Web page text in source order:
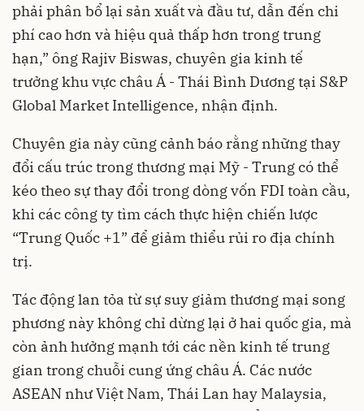
phải phân bổ lại sản xuất và đầu tư, dẫn đến chi
phí cao hơn và hiệu quả thấp hơn trong trung
hạn,” ông Rajiv Biswas, chuyên gia kinh tế
trưởng khu vực châu Á - Thái Bình Dương tại S&P
Global Market Intelligence, nhận định.
Chuyên gia này cũng cảnh báo rằng những thay
đổi cấu trúc trong thương mại Mỹ - Trung có thể
kéo theo sự thay đổi trong dòng vốn FDI toàn cầu,
khi các công ty tìm cách thực hiện chiến lược
“Trung Quốc +1” để giảm thiểu rủi ro địa chính
trị.
Tác động lan tỏa từ sự suy giảm thương mại song
phương này không chỉ dừng lại ở hai quốc gia, mà
còn ảnh hưởng mạnh tới các nền kinh tế trung
gian trong chuỗi cung ứng châu Á. Các nước
ASEAN như Việt Nam, Thái Lan hay Malaysia,